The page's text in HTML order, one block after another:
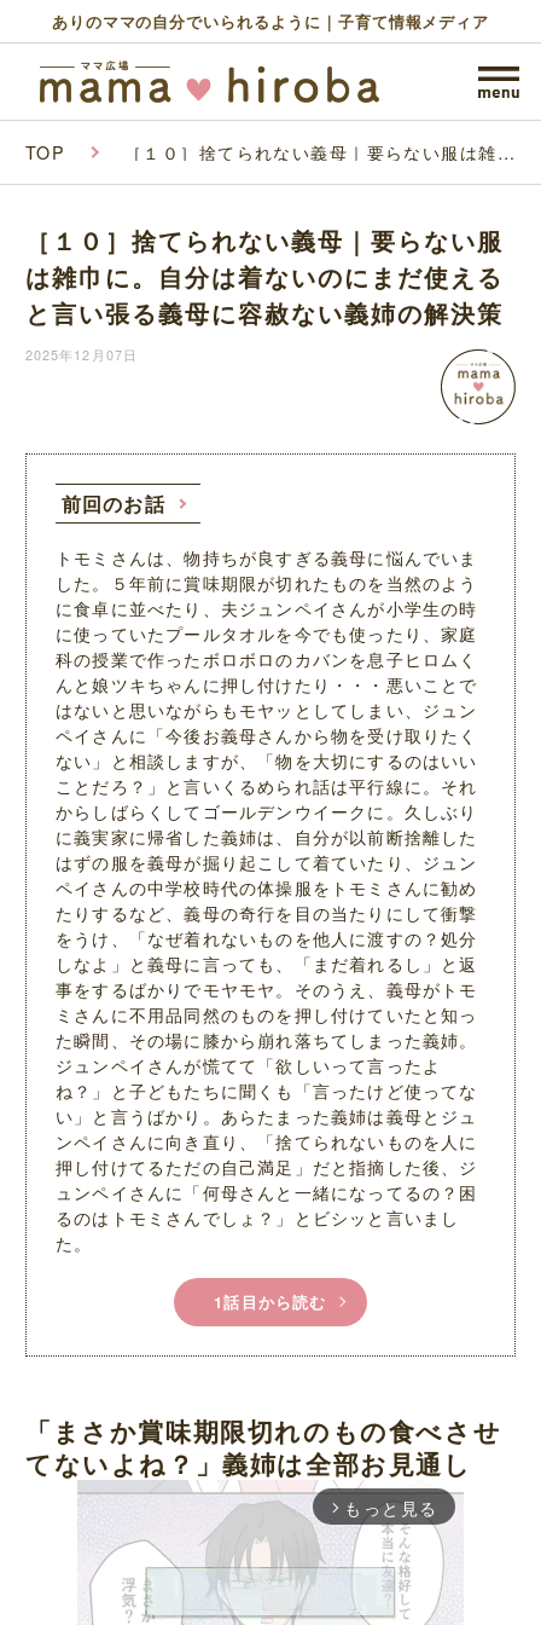
ありのママの自分でいられるように｜子育て情報メディア
TOP ［１０］捨てられない義母｜要らない服は雑巾
母に容赦ない義姉の解決策
［１０］捨てられない義母｜要らない服
は雑巾に。自分は着ないのにまだ使える
と言い張る義母に容赦ない義姉の解決策
2025年12月07日
前回のお話
トモミさんは、物持ちが良すぎる義母に悩んでいま
した。５年前に賞味期限が切れたものを当然のよう
に食卓に並べたり、夫ジュンペイさんが小学生の時
に使っていたプールタオルを今でも使ったり、家庭
科の授業で作ったボロボロのカバンを息子ヒロムく
んと娘ツキちゃんに押し付けたり・・・悪いことで
はないと思いながらもモヤッとしてしまい、ジュン
ペイさんに「今後お義母さんから物を受け取りたく
ない」と相談しますが、「物を大切にするのはいい
ことだろ？」と言いくるめられ話は平行線に。それ
からしばらくしてゴールデンウイークに。久しぶり
に義実家に帰省した義姉は、自分が以前断捨離した
はずの服を義母が掘り起こして着ていたり、ジュン
ペイさんの中学校時代の体操服をトモミさんに勧め
たりするなど、義母の奇行を目の当たりにして衝撃
をうけ、「なぜ着れないものを他人に渡すの？処分
しなよ」と義母に言っても、「まだ着れるし」と返
事をするばかりでモヤモヤ。そのうえ、義母がトモ
ミさんに不用品同然のものを押し付けていたと知っ
た瞬間、その場に膝から崩れ落ちてしまった義姉。
ジュンペイさんが慌てて「欲しいって言ったよ
ね？」と子どもたちに聞くも「言ったけど使ってな
い」と言うばかり。あらたまった義姉は義母とジュ
ンペイさんに向き直り、「捨てられないものを人に
押し付けてるただの自己満足」だと指摘した後、ジ
ュンペイさんに「何母さんと一緒になってるの？困
るのはトモミさんでしょ？」とビシッと言いまし
た。
1話目から読む
「まさか賞味期限切れのもの食べさせ
てないよね？」義姉は全部お見通し
arrow_forward_ios もっと見る